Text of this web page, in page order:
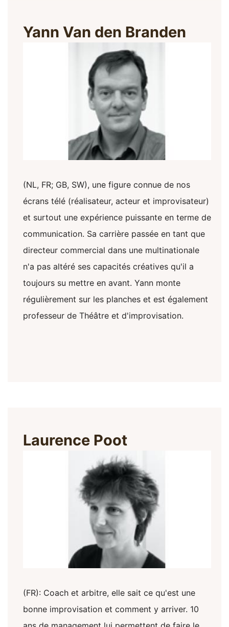
Yann Van den Branden
(NL, FR; GB, SW), une figure connue de nos
écrans télé (réalisateur, acteur et improvisateur)
et surtout une expérience puissante en terme de
communication. Sa carrière passée en tant que
directeur commercial dans une multinationale
n'a pas altéré ses capacités créatives qu'il a
toujours su mettre en avant. Yann monte
régulièrement sur les planches et est également
professeur de Théâtre et d'improvisation.
Laurence Poot
(FR): Coach et arbitre, elle sait ce qu'est une
bonne improvisation et comment y arriver. 10